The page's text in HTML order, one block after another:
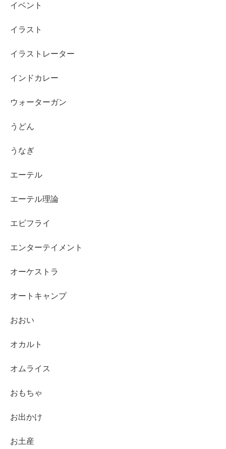
イベント
イラスト
イラストレーター
インドカレー
ウォーターガン
うどん
うなぎ
エーテル
エーテル理論
エビフライ
エンターテイメント
オーケストラ
オートキャンプ
おおい
オカルト
オムライス
おもちゃ
お出かけ
お土産